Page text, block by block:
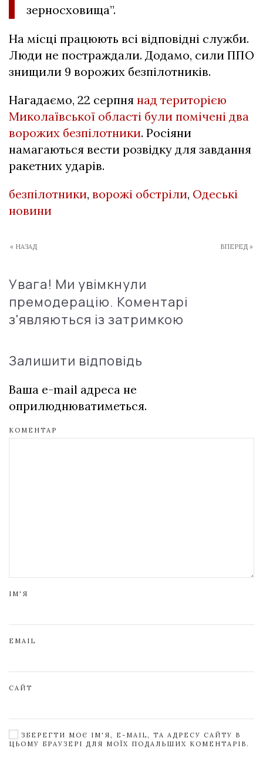
зерносховища”.
На місці працюють всі відповідні служби.
Люди не постраждали. Додамо, сили ППО
знищили 9 ворожих безпілотників.
Нагадаємо, 22 серпня над територією
Миколаївської області були помічені два
ворожих безпілотники. Росіяни
намагаються вести розвідку для завдання
ракетних ударів.
безпілотники, ворожі обстріли, Одеські
новини
« НАЗАД ВПЕРЕД »
Увага! Ми увімкнули
премодерацію. Коментарі
з'являються із затримкою
Залишити відповідь
Ваша e-mail адреса не
оприлюднюватиметься.
КОМЕНТАР
ІМ'Я
EMAIL
САЙТ
ЗБЕРЕГТИ МОЄ ІМ'Я, E-MAIL, ТА АДРЕСУ САЙТУ В
ЦЬОМУ БРАУЗЕРІ ДЛЯ МОЇХ ПОДАЛЬШИХ КОМЕНТАРІВ.